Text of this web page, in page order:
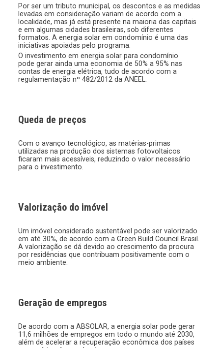
Por ser um tributo municipal, os descontos e as medidas
levadas em consideração variam de acordo com a
localidade, mas já está presente na maioria das capitais
e em algumas cidades brasileiras, sob diferentes
formatos. A energia solar em condomínio é uma das
iniciativas apoiadas pelo programa.
O investimento em energia solar para condomínio
pode gerar ainda uma economia de 50% a 95% nas
contas de energia elétrica, tudo de acordo com a
regulamentação nº 482/2012 da ANEEL.
Queda de preços
Com o avanço tecnológico, as matérias-primas
utilizadas na produção dos sistemas fotovoltaicos
ficaram mais acessíveis, reduzindo o valor necessário
para o investimento.
Valorização do imóvel
Um imóvel considerado sustentável pode ser valorizado
em até 30%, de acordo com a Green Build Council Brasil.
A valorização se dá devido ao crescimento da procura
por residências que contribuam positivamente com o
meio ambiente.
Geração de empregos
De acordo com a ABSOLAR, a energia solar pode gerar
11,6 milhões de empregos em todo o mundo até 2030,
além de acelerar a recuperação econômica dos países